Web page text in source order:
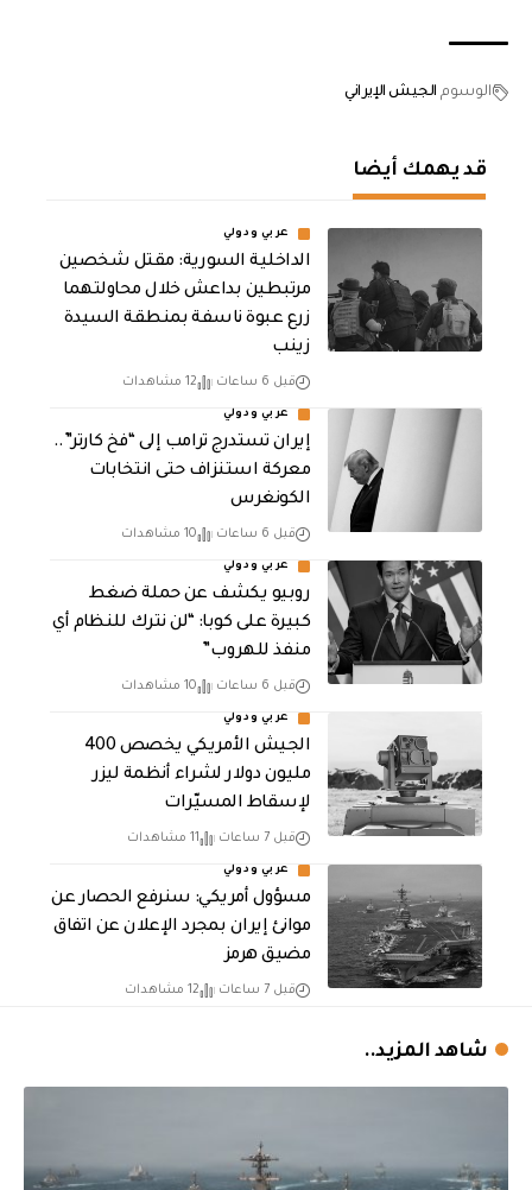
الوسوم الجيش الإيراني
قد يهمك أيضا
عربي ودولي
الداخلية السورية: مقتل شخصين
مرتبطين بداعش خلال محاولتهما
زرع عبوة ناسفة بمنطقة السيدة
زينب
قبل 6 ساعات 12 مشاهدات
عربي ودولي
إيران تستدرج ترامب إلى “فخ كارتر”..
معركة استنزاف حتى انتخابات
الكونغرس
قبل 6 ساعات 10 مشاهدات
عربي ودولي
روبيو يكشف عن حملة ضغط
كبيرة على كوبا: “لن نترك للنظام أي
منفذ للهروب”
قبل 6 ساعات 10 مشاهدات
عربي ودولي
الجيش الأمريكي يخصص 400
مليون دولار لشراء أنظمة ليزر
لإسقاط المسيّرات
قبل 7 ساعات 11 مشاهدات
عربي ودولي
مسؤول أمريكي: سنرفع الحصار عن
موانئ إيران بمجرد الإعلان عن اتفاق
مضيق هرمز
قبل 7 ساعات 12 مشاهدات
شاهد المزيد..